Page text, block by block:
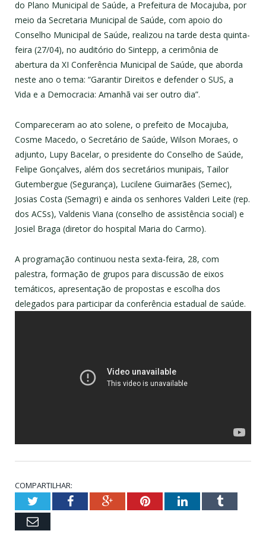
do Plano Municipal de Saúde, a Prefeitura de Mocajuba, por
meio da Secretaria Municipal de Saúde, com apoio do
Conselho Municipal de Saúde, realizou na tarde desta quinta-
feira (27/04), no auditório do Sintepp, a cerimônia de
abertura da XI Conferência Municipal de Saúde, que aborda
neste ano o tema: “Garantir Direitos e defender o SUS, a
Vida e a Democracia: Amanhã vai ser outro dia”.
Compareceram ao ato solene, o prefeito de Mocajuba,
Cosme Macedo, o Secretário de Saúde, Wilson Moraes, o
adjunto, Lupy Bacelar, o presidente do Conselho de Saúde,
Felipe Gonçalves, além dos secretários munipais, Tailor
Gutembergue (Segurança), Lucilene Guimarães (Semec),
Josias Costa (Semagri) e ainda os senhores Valderi Leite (rep.
dos ACSs), Valdenis Viana (conselho de assistência social) e
Josiel Braga (diretor do hospital Maria do Carmo).
A programação continuou nesta sexta-feira, 28, com
palestra, formação de grupos para discussão de eixos
temáticos, apresentação de propostas e escolha dos
delegados para participar da conferência estadual de saúde.
COMPARTILHAR:
TwitterFacebookGoogle+PinterestLinkedInTumblr
Email